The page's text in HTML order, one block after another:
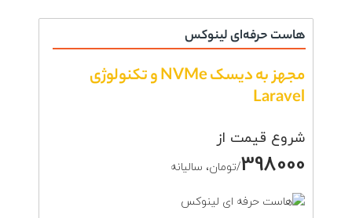
هاست حرفه‌ای لینوکس
مجهز به دیسک NVMe و تکنولوژی
Laravel
شروع قیمت از
398000/تومان، سالیانه